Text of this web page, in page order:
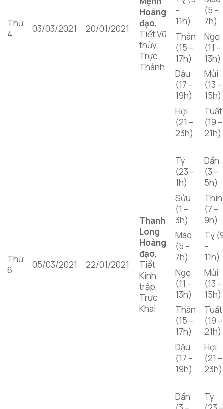
Thứ
4
03/03/2021 20/01/2021
Hoàng
đạo,
Tiết Vũ
thủy,
Trực
Thành
–
11h)
Thân
(15 –
17h)
Dậu
(17 –
19h)
Hợi
(21 –
23h)
(5 –
7h)
Ngọ
(11 –
13h)
Mùi
(13 –
15h)
Tuất
(19 –
21h)
Thứ
6
05/03/2021 22/01/2021
Thanh
Long
Hoàng
đạo,
Tiết
Kinh
trập,
Trực
Khai
Tý
(23 –
1h)
Sửu
(1 –
3h)
Mão
(5 –
7h)
Ngọ
(11 –
13h)
Thân
(15 –
17h)
Dậu
(17 –
19h)
Dần
(3 –
5h)
Thìn
(7 –
9h)
Tỵ
–
11h)
Mùi
(13 –
15h)
Tuất
(19 –
21h)
Hợi
(21 –
23h)
Dần
Tý